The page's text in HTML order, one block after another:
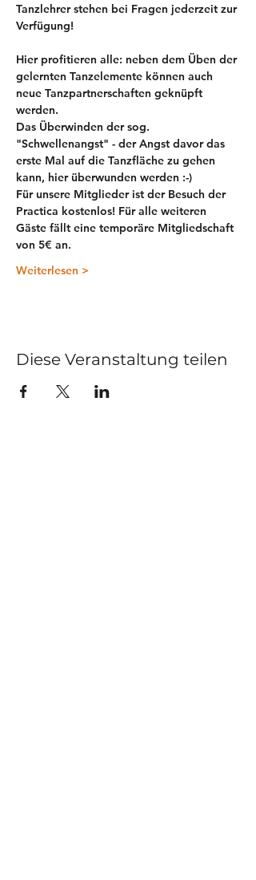
Tanzlehrer stehen bei Fragen jederzeit zur
Verfügung!
Hier profitieren alle: neben dem Üben der
gelernten Tanzelemente können auch
neue Tanzpartnerschaften geknüpft
werden.
Das Überwinden der sog.
"Schwellenangst" - der Angst davor das
erste Mal auf die Tanzfläche zu gehen
kann, hier überwunden werden :-)
Für unsere Mitglieder ist der Besuch der
Practica kostenlos! Für alle weiteren
Gäste fällt eine temporäre Mitgliedschaft
von 5€ an.
Weiterlesen >
Diese Veranstaltung teilen